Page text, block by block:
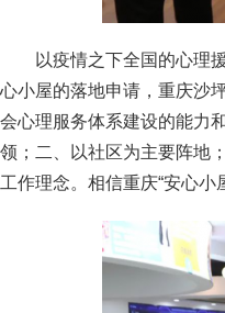
以疫情之下全国的心理
心小屋的落地申请，重庆沙
会心理服务体系建设的能力
领；二、以社区为主要阵地
工作理念。相信重庆“安心